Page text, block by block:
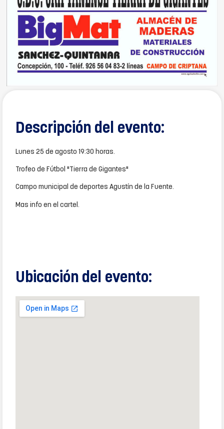
Descripción del evento:
Lunes 25 de agosto 19:30 horas.
Trofeo de Fútbol "Tierra de Gigantes"
Campo municipal de deportes Agustín de la Fuente.
Mas info en el cartel.
Ubicación del evento: